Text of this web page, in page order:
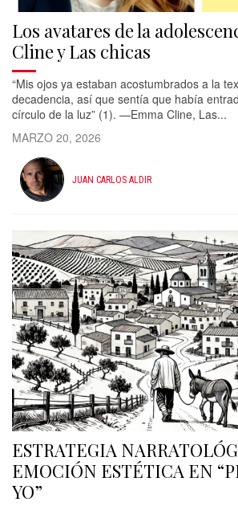
Los avatares de la
Cline y Las chicas
“Mis ojos ya estaban acostumbrados a la
decadencia, así que sentía que había
círculo de la luz” (1). —Emma Cline, Las...
MARZO 20, 2026
JUAN CARLOS ALDIR
ESTRATEGIA
EMOCIÓN ESTÉTICA EN
YO”